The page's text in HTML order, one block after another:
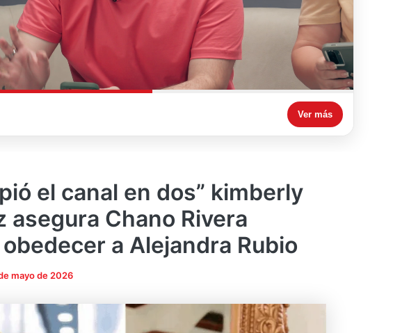
Ver más
el canal en dos” kimberly
asegura Chano Rivera
a Alejandra Rubio
mayo de 2026